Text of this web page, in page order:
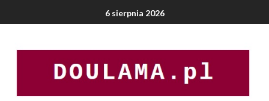
6 sierpnia 2026